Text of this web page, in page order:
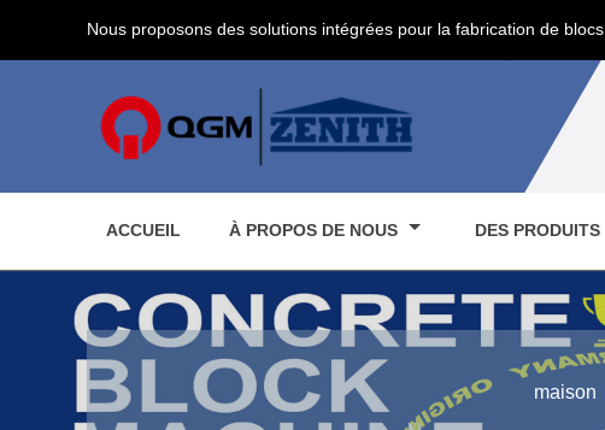
Nous proposons des solutions intégrées pour la fabrication de blocs.
ACCUEIL À PROPOS DE NOUS DES PRODUITS
maison